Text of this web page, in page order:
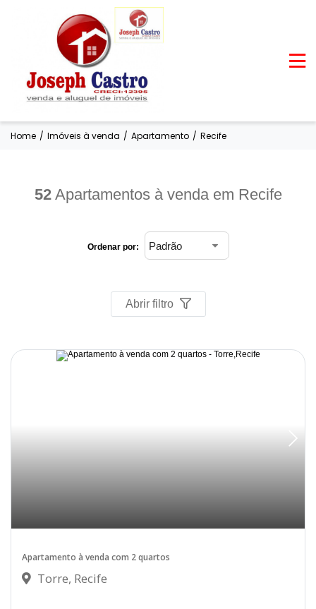
Home / Imóveis à venda / Apartamento / Recife
52Apartamentos à venda em Recife
Ordenar por:
Abrir filtro
Apartamento à venda com 2 quartos
Torre, Recife